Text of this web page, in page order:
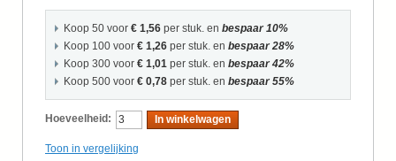
Koop 50 voor € 1,56 per stuk. en bespaar10%
Koop 100 voor € 1,26 per stuk. en bespaar28%
Koop 300 voor € 1,01 per stuk. en bespaar42%
Koop 500 voor € 0,78 per stuk. en bespaar55%
Hoeveelheid: In winkelwagen
Toon in vergelijking